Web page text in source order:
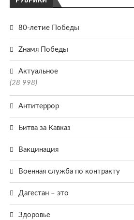
80-летие Победы
Zнамя Победы
Актуальное
(28 998)
Антитеррор
Битва за Кавказ
Вакцинация
Военная служба по контракту
Дагестан – это
Здоровье